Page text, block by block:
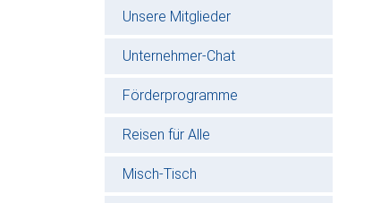
Unsere Mitglieder
Unternehmer-Chat
Förderprogramme
Reisen für Alle
Misch-Tisch